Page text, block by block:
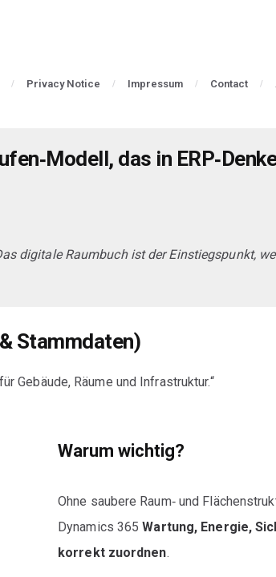
Privacy Notice Impressum Contact
das in
digitale Raumbuch ist der Einstiegspunkt,
Stammdaten)
Gebäude, Räume und Infrastruktur.“
Warum wichtig?
Ohne saubere Raum‑ und
Dynamics 365Wartung, Energie,
korrekt zuordnen.